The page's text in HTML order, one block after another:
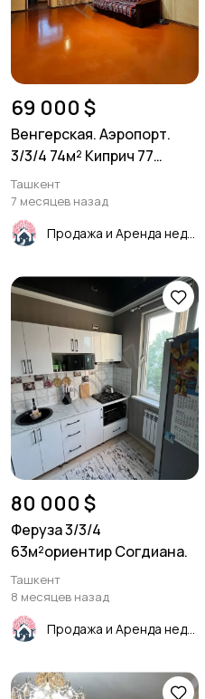
69 000 $
Венгерская. Аэропорт.
3/3/4 74м² Киприч 77
серия.
Ташкент
7 месяцев назад
80 000 $
Феруза 3/3/4
63м²ориентир Согдиана.
Ташкент
8 месяцев назад